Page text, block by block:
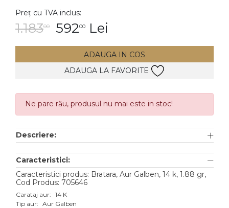
Cercei
Accesorii
TIP METAL
Aur galben
Aur alb
Aur roz
Aur mixt
Preț cu TVA inclus:
1.18300 59200 Lei
ADAUGA IN COS
ADAUGA LA FAVORITE
Ne pare rău, produsul nu mai este in stoc!
Descriere:
Caracteristici:
Caracteristici produs: Bratara, Aur Galben, 14 k, 1.88 gr,
Cod Produs: 705646
Carataj aur: 14 K
Tip aur: Aur Galben